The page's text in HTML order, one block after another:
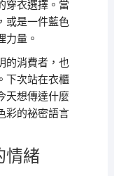
穿衣選擇。當
或是一件藍色
力量。
的消費者，也
下次站在衣櫃
天想傳達什麼
彩的祕密語言
情緒